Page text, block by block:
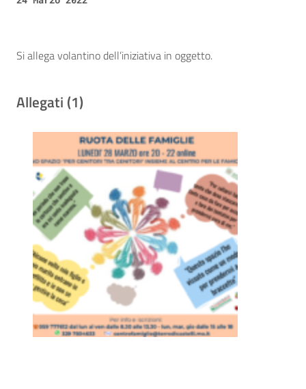
Si allega volantino dell’iniziativa in oggetto.
Allegati (1)